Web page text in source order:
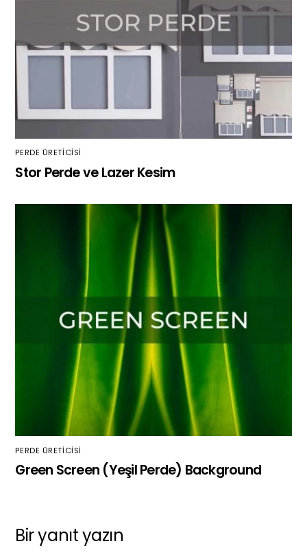
PERDE ÜRETICISI
Stor Perde ve Lazer Kesim
PERDE ÜRETICISI
Green Screen (Yeşil Perde) Background
Bir yanıt yazın